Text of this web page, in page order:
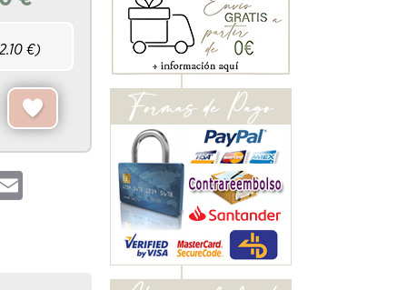
€)
Email